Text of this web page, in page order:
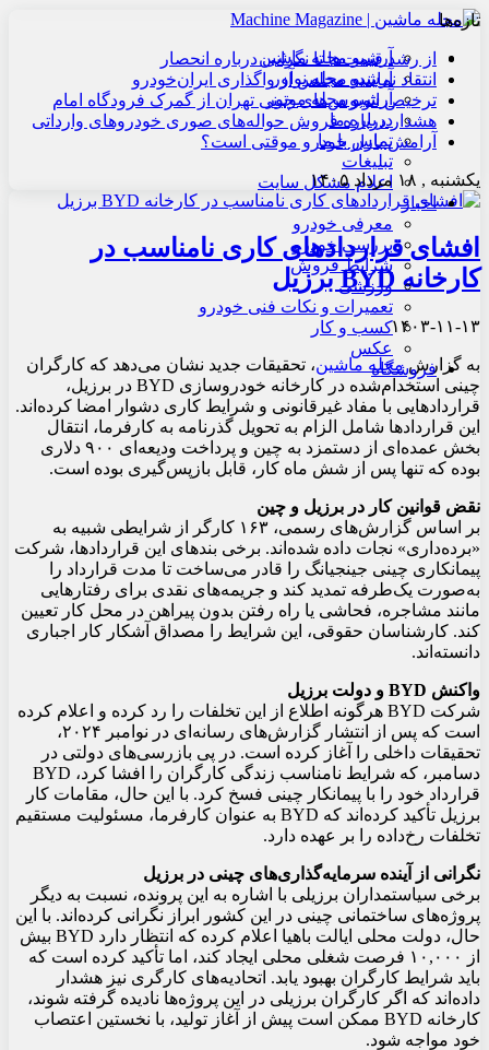
آرشیو مجله ماشین
آرشیو مجله نوآور
آرشیو مجله موتور
درباره ما
تماس با ما
تبلیغات
اعلام مشکل سایت
اخبار
معرفی خودرو
بررسی خودرو
شرایط فروش
ورزشی
تعمیرات و نکات فنی خودرو
کسب و کار
عکس
فروشگاه
تازه‌ها
از رشد قیمت‌ها تا نگرانی درباره انحصار
انتقاد نماینده مجلس از واگذاری ایران‌خودرو
ترخیص اتوبوس‌های چینی تهران از گمرک فرودگاه امام
هشدار درباره فروش حواله‌های صوری خودروهای وارداتی
آرامش بازار خودرو موقتی است؟
یکشنبه , ۱۸ مرداد ۱۴۰۵
افشای قراردادهای کاری نامناسب در
کارخانه BYD برزیل
۱۴۰۳-۱۱-۱۳
به گزارشمجله ماشین، تحقیقات جدید نشان می‌دهد که کارگران
چینی استخدام‌شده در کارخانه خودروسازی BYD در برزیل،
قراردادهایی با مفاد غیرقانونی و شرایط کاری دشوار امضا کرده‌اند.
این قراردادها شامل الزام به تحویل گذرنامه به کارفرما، انتقال
بخش عمده‌ای از دستمزد به چین و پرداخت ودیعه‌ای ۹۰۰ دلاری
بوده که تنها پس از شش ماه کار، قابل بازپس‌گیری بوده است.
نقض قوانین کار در برزیل و چین
بر اساس گزارش‌های رسمی، ۱۶۳ کارگر از شرایطی شبیه به
«برده‌داری» نجات داده شده‌اند. برخی بندهای این قراردادها، شرکت
پیمانکاری چینی جینجیانگ را قادر می‌ساخت تا مدت قرارداد را
به‌صورت یک‌طرفه تمدید کند و جریمه‌های نقدی برای رفتارهایی
مانند مشاجره، فحاشی یا راه رفتن بدون پیراهن در محل کار تعیین
کند. کارشناسان حقوقی، این شرایط را مصداق آشکار کار اجباری
دانسته‌اند.
واکنش BYD و دولت برزیل
شرکت BYD هرگونه اطلاع از این تخلفات را رد کرده و اعلام کرده
است که پس از انتشار گزارش‌های رسانه‌ای در نوامبر ۲۰۲۴،
تحقیقات داخلی را آغاز کرده است. در پی بازرسی‌های دولتی در
دسامبر، که شرایط نامناسب زندگی کارگران را افشا کرد، BYD
قرارداد خود را با پیمانکار چینی فسخ کرد. با این حال، مقامات کار
برزیل تأکید کرده‌اند که BYD به عنوان کارفرما، مسئولیت مستقیم
تخلفات رخ‌داده را بر عهده دارد.
نگرانی از آینده سرمایه‌گذاری‌های چینی در برزیل
برخی سیاستمداران برزیلی با اشاره به این پرونده، نسبت به دیگر
پروژه‌های ساختمانی چینی در این کشور ابراز نگرانی کرده‌اند. با این
حال، دولت محلی ایالت باهیا اعلام کرده که انتظار دارد BYD بیش
از ۱۰,۰۰۰ فرصت شغلی محلی ایجاد کند، اما تأکید کرده است که
باید شرایط کارگران بهبود یابد. اتحادیه‌های کارگری نیز هشدار
داده‌اند که اگر کارگران برزیلی در این پروژه‌ها نادیده گرفته شوند،
کارخانه BYD ممکن است پیش از آغاز تولید، با نخستین اعتصاب
خود مواجه شود.